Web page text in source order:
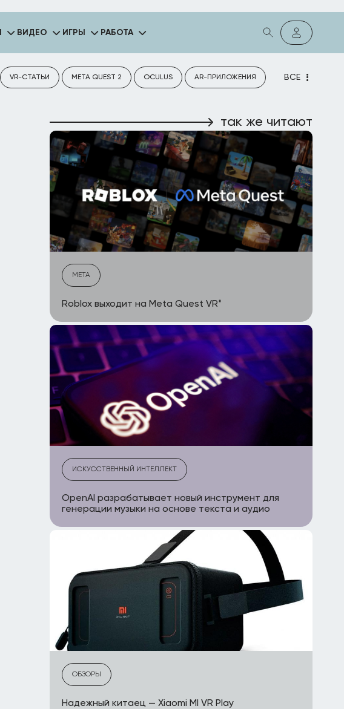
ВИДЕО ИГРЫ РАБОТА
VR-СТАТЬИ META QUEST 2 OCULUS AR-ПРИЛОЖЕНИЯ ВСЕ
так же читают
META
Roblox выходит на Meta Quest VR*
ИСКУССТВЕННЫЙ ИНТЕЛЛЕКТ
OpenAI разрабатывает новый инструмент для
генерации музыки на основе текста и аудио
ОБЗОРЫ
Надежный китаец — Xiaomi MI VR Play